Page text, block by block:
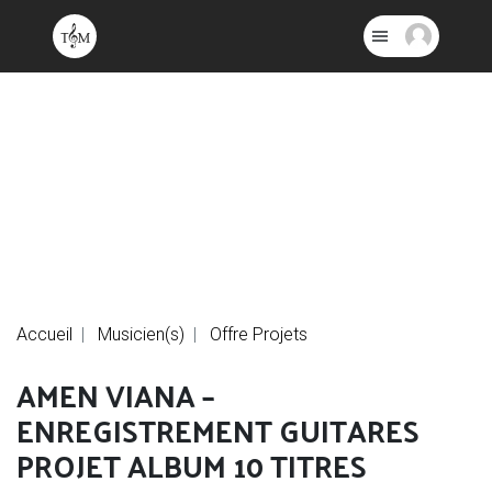
Accueil Musicien(s) Offre Projets
AMEN VIANA –
ENREGISTREMENT GUITARES
PROJET ALBUM 10 TITRES